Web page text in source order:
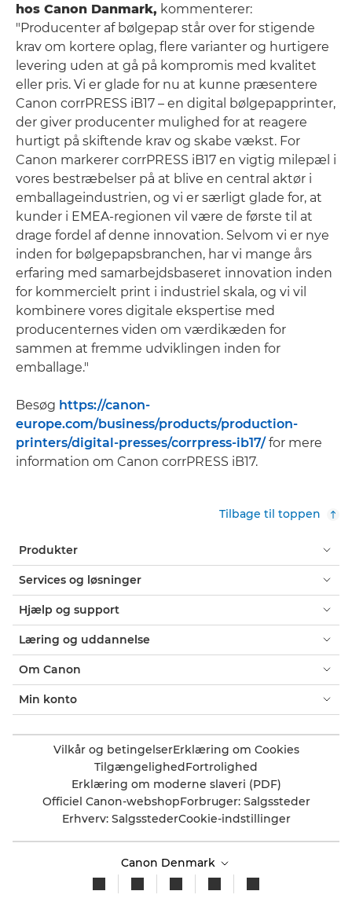
hos Canon Danmark, kommenterer:
"Producenter af bølgepap står over for stigende
krav om kortere oplag, flere varianter og hurtigere
levering uden at gå på kompromis med kvalitet
eller pris. Vi er glade for nu at kunne præsentere
Canon corrPRESS iB17 – en digital bølgepapprinter,
der giver producenter mulighed for at reagere
hurtigt på skiftende krav og skabe vækst. For
Canon markerer corrPRESS iB17 en vigtig milepæl i
vores bestræbelser på at blive en central aktør i
emballageindustrien, og vi er særligt glade for, at
kunder i EMEA-regionen vil være de første til at
drage fordel af denne innovation. Selvom vi er nye
inden for bølgepapsbranchen, har vi mange års
erfaring med samarbejdsbaseret innovation inden
for kommercielt print i industriel skala, og vi vil
kombinere vores digitale ekspertise med
producenternes viden om værdikæden for
sammen at fremme udviklingen inden for
emballage."
Besøg https://canon-
europe.com/business/products/production-
printers/digital-presses/corrpress-ib17/for mere
information om Canon corrPRESS iB17.
Tilbage til toppen
Produkter
Services og løsninger
Hjælp og support
Læring og uddannelse
Om Canon
Min konto
Vilkår og betingelserErklæring om Cookies
TilgængelighedFortrolighed
Erklæring om moderne slaveri (PDF)
Officiel Canon-webshopForbruger: Salgssteder
Erhverv: SalgsstederCookie-indstillinger
Canon Denmark